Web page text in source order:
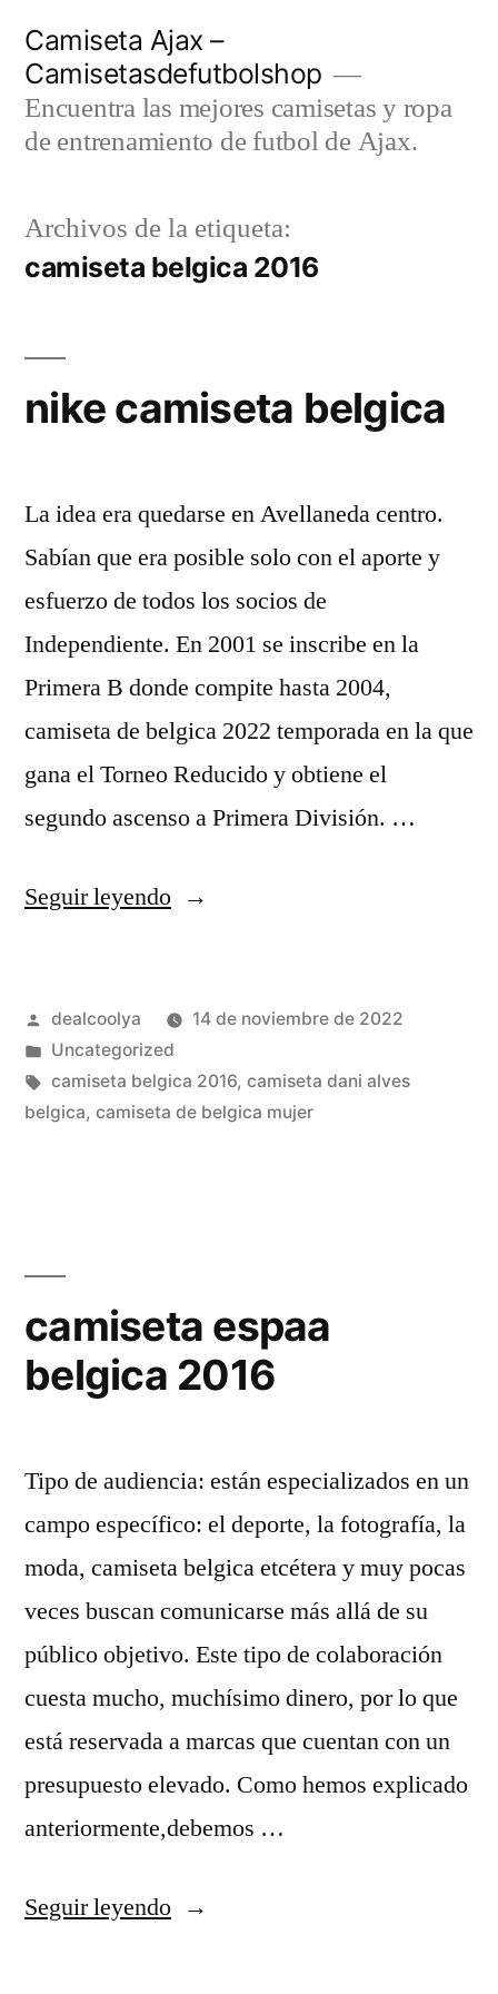
contenido
Camiseta Ajax –
Camisetasdefutbolshop
Encuentra las mejores camisetas y ropa
de entrenamiento de futbol de Ajax.
Archivos de la etiqueta:
camiseta belgica 2016
nike camiseta belgica
La idea era quedarse en Avellaneda centro.
Sabían que era posible solo con el aporte y
esfuerzo de todos los socios de
Independiente. En 2001 se inscribe en la
Primera B donde compite hasta 2004,
camiseta de belgica 2022 temporada en la que
gana el Torneo Reducido y obtiene el
segundo ascenso a Primera División. …
Seguir leyendo«nike
Publicado
por
dealcoolya
14 de noviembre de 2022
Publicado
en
Uncategorized
Etiquetas:
camiseta belgica 2016, camiseta dani alves
belgica, camiseta de belgica mujer
camiseta espaa
belgica 2016
Tipo de audiencia: están especializados en un
campo específico: el deporte, la fotografía, la
moda, camiseta belgica etcétera y muy pocas
veces buscan comunicarse más allá de su
público objetivo. Este tipo de colaboración
cuesta mucho, muchísimo dinero, por lo que
está reservada a marcas que cuentan con un
presupuesto elevado. Como hemos explicado
anteriormente,debemos …
Seguir leyendo«camiseta